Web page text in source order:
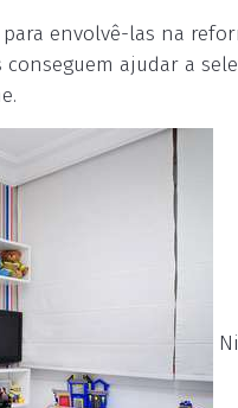
envolvê-las na
conseguem ajudar a